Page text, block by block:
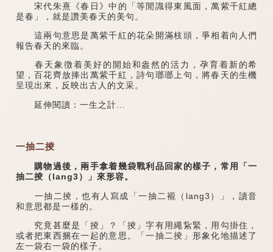
宋代朱熹《春日》中的「等閒識得東風面，萬紫千紅總
是春」，就是讚美春天的美句。
這兩句意思是萬紫千紅的花朵開滿枝頭，爭相着向人們
報告春天的來臨。
春天象徴着美好的開始和盎然的活力，孕育着新的希
望，百花齊放捧出萬紫千紅，詩句瑯瑯上句，將春天的生機
呈現出來，反映出古人的文采。
延伸閱讀：一生之計...
一抽二掕
購物過後，兩手拿着幾袋戰利品回家的樣子，常用「一
抽二掕（lang3）」來形容。
一抽二掕，也有人寫成「一抽二襱（lang3）」，讀音
和意思都是一樣的。
究竟甚麼是「掕」？「掕」字有用繩紥緊，用勾掛住，
或者把東西捆在一起的意思。「一抽二掕」形象化地描述了
左一袋右一袋的樣子。